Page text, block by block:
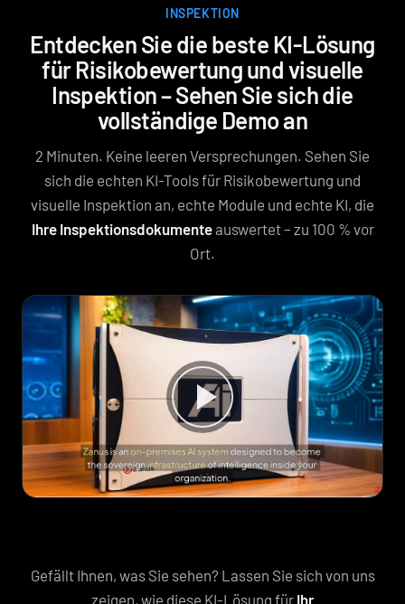
INSPEKTION
Entdecken Sie die beste KI-Lösung
für Risikobewertung und visuelle
Inspektion – Sehen Sie sich die
vollständige Demo an
2 Minuten. Keine leeren Versprechungen. Sehen Sie
sich die echten KI-Tools für Risikobewertung und
visuelle Inspektion an, echte Module und echte KI, die
Ihre Inspektionsdokumenteauswertet – zu 100 % vor
Ort.
Gefällt Ihnen, was Sie sehen? Lassen Sie sich von uns
zeigen, wie diese KI-Lösung für Ihr